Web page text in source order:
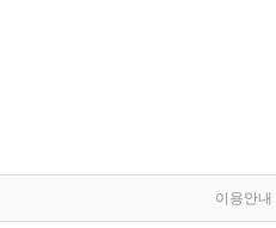
이용안내